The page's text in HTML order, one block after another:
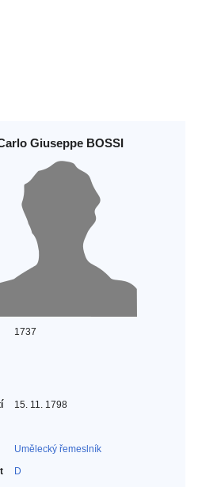
Giuseppe BOSSI
1737
15. 11. 1798
Umělecký řemeslník‎
D